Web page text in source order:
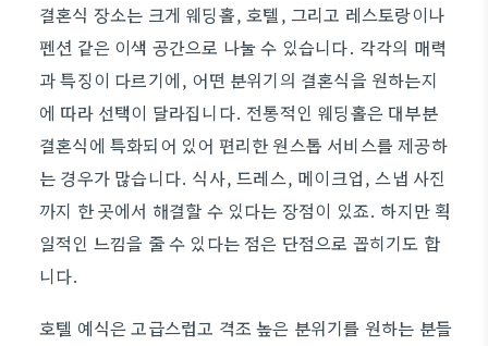
결혼식 장소는 크게 웨딩홀, 호텔, 그리고 레스토랑이나
펜션 같은 이색 공간으로 나눌 수 있습니다. 각각의 매력
과 특징이 다르기에, 어떤 분위기의 결혼식을 원하는지
에 따라 선택이 달라집니다. 전통적인 웨딩홀은 대부분
결혼식에 특화되어 있어 편리한 원스톱 서비스를 제공하
는 경우가 많습니다. 식사, 드레스, 메이크업, 스냅 사진
까지 한 곳에서 해결할 수 있다는 장점이 있죠. 하지만 획
일적인 느낌을 줄 수 있다는 점은 단점으로 꼽히기도 합
니다.
호텔 예식은 고급스럽고 격조 높은 분위기를 원하는 분들